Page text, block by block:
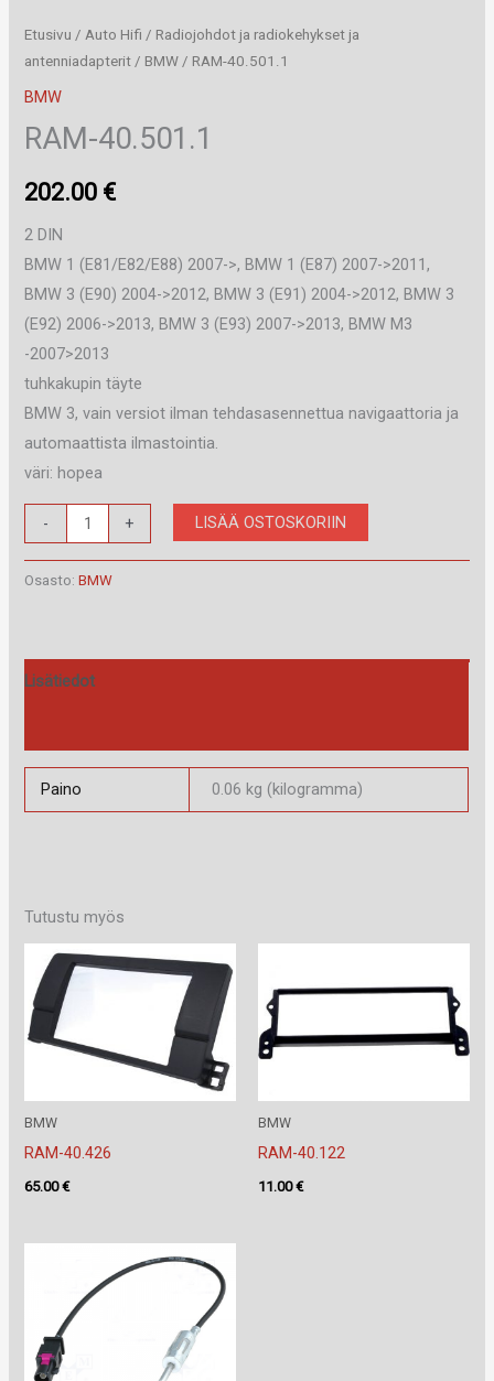
Etusivu / Auto Hifi / Radiojohdot ja radiokehykset ja
antenniadapterit / BMW / RAM-40.501.1
BMW
RAM-40.501.1
202.00 €
2 DIN
BMW 1 (E81/E82/E88) 2007->, BMW 1 (E87) 2007->2011,
BMW 3 (E90) 2004->2012, BMW 3 (E91) 2004->2012, BMW 3
(E92) 2006->2013, BMW 3 (E93) 2007->2013, BMW M3
-2007>2013
tuhkakupin täyte
BMW 3, vain versiot ilman tehdasasennettua navigaattoria ja
automaattista ilmastointia.
väri: hopea
-
40.501.1
määrä
+ LISÄÄ OSTOSKORIIN
Osasto:BMW
Lisätiedot
Paino 0.06 kg (kilogramma)
Tutustu myös
BMW
RAM-40.426
65.00€
BMW
RAM-40.122
11.00€